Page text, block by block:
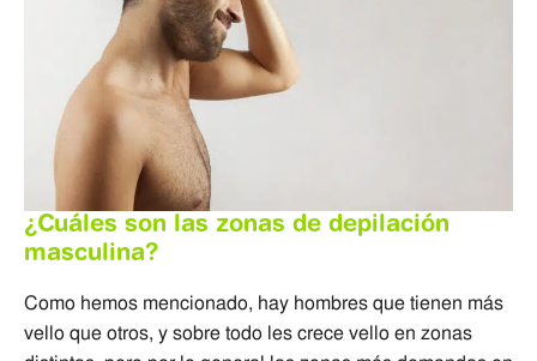
¿Cuáles son las zonas de depilación
masculina?
Como hemos mencionado, hay hombres que tienen más
vello que otros, y sobre todo les crece vello en zonas